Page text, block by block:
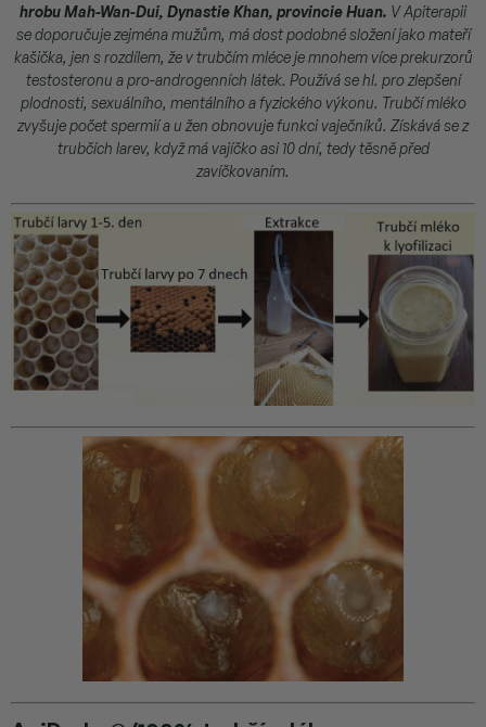
hrobu Mah-Wan-Dui, Dynastie Khan, provincie Huan. V Apiterapii
se doporučuje zejména mužům, má dost podobné složení jako mateří
kašička, jen s rozdílem, že v trubčím mléce je mnohem více prekurzorů
testosteronu a pro-androgenních látek. Používá se hl. pro zlepšení
plodnosti, sexuálního, mentálního a fyzického výkonu. Trubčí mléko
zvyšuje počet spermií a u žen obnovuje funkci vaječníků. Získává se z
trubčích larev, když má vajíčko asi 10 dní, tedy těsně před
zavíčkovaním.